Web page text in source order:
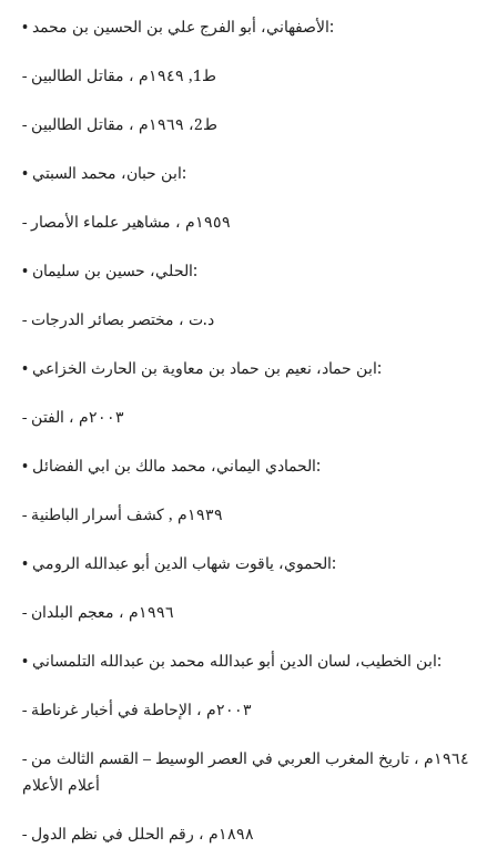
• الأصفهاني، أبو الفرج علي بن الحسین بن محمد:
- ط1, ١٩٤٩م ، مقاتل الطالبین
- ط2، ١٩٦٩م ، مقاتل الطالبین
• ابن حبان، محمد السبتي:
- ١٩٥٩م ، مشاهير علماء الأمصار
• الحلي، حسین بن سلیمان:
- د.ت ، مختصر بصائر الدرجات
• ابن حماد، نعیم بن حماد بن معاویة بن الحارث الخزاعي:
- ٢٠٠٣م ، الفتن
• الحمادي الیماني، محمد مالك بن ابي الفضائل:
- ١٩٣٩م , كشف أسرار الباطنیة
• الحموي، یاقوت شهاب الدین أبو عبدالله الرومي:
- ١٩٩٦م ، معجم البلدان
• ابن الخطیب، لسان الدین أبو عبدالله محمد بن عبدالله التلمساني:
- ٢٠٠٣م ، الإحاطة في أخبار غرناطة
- ١٩٦٤م ، تاریخ المغرب العربي في العصر الوسیط – القسم الثالث من
أعلام الأعلام
- ١٨٩٨م ، رقم الحلل في نظم الدول